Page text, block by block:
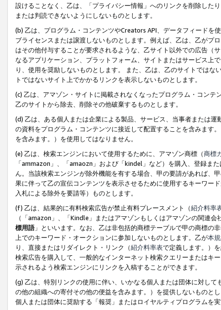
設けることなく、乙は、「プライバシー情報」へのリンクを削除した
または判読できないようにしないものとします。
(b) 乙は、プログラム・コンテンツやCreators API、データフィード
ブライセンスまたは譲渡しないものとします。例えば、乙は、乙がプ
はその他付与することが要求されるような、乙サイト以外での広告（
なるアプリケーション、プラットフォーム、サイトまたはサービス上
り、使用を奨励しないものとします。 また、乙は、乙のサイトでは
トではないサイト上でかかるリンクを表示しないものとします。
(c) 乙は、アマゾン・サイトに掲載されなくなったプログラム・コン
乙のサイトから除去、削除その他破棄するものとします。
(d) 乙は、ある個人または企業による製品、サービス、当事者または
の資料をプログラム・コンテンツに接近して配置することを含みます
を含みます。）を使用してはなりません。
(e) 乙は、検索エンジンにおいて使用するために、アマゾン商標（商標
「ammazon」、「amaozn」および「kindel」など）を購入、登録ま
ん。当該検索エンジンが除外機能を有する場合、甲の要請があれば、
果に伴って乙の宣伝コンテンツを表示させるために使用するキーワー
入札による除外を要請等）ものとします。
(f) 乙は、結果的に有料検索広告が禁止有料プレースメント（紹介料率
（「amazon」、「Kindle」またはアマゾンもしくはアマゾンの関連
標用語」といいます。なお、乙は非包括的商標テーブルで甲の商標の
上でのキーワード・オークションに参加しないものとします。乙が本
り、直接またはリダイレクト・リンク（紹介料率表で定義します。）
検索広告を購入して、一般的なインターネット検索クエリーまたはキ
示されるよう検索エンジンにリンクを入稿することができます。
(g) 乙は、特別リンクの使用に伴い、いかなる個人または団体に対し
の他の組織への寄付その他の便益を含みます。）を提供しないものと
個人または団体に奨励する「報奨」またはロイヤルティプログラムを